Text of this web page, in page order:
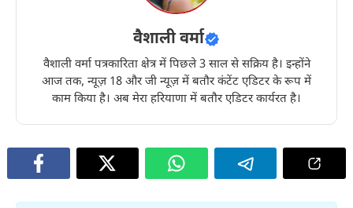
वैशाली वर्मा
वैशाली वर्मा पत्रकारिता क्षेत्र में पिछले 3 साल से सक्रिय है। इन्होंने
आज तक, न्यूज़ 18 और जी न्यूज़ में बतौर कंटेंट एडिटर के रूप में
काम किया है। अब मेरा हरियाणा में बतौर एडिटर कार्यरत है।